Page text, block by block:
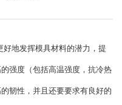
地发挥模具材料的潜力，提
强度（包括高温强度，抗冷热
韧性，并且还要要求有良好的